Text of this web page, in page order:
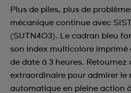
Plus de piles, plus de
mécanique continue avec
(SUTN403). Le cadran bleu
son index multicolore
de date à 3 heures. Retournez
extraordinaire pour admirer le
automatique en pleine action